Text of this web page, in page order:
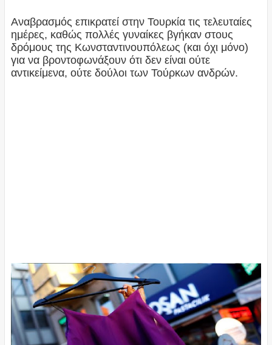
Αναβρασμός επικρατεί στην Τουρκία τις τελευταίες
ημέρες, καθώς πολλές γυναίκες βγήκαν στους
δρόμους της Κωνσταντινουπόλεως (και όχι μόνο)
για να βροντοφωνάξουν ότι δεν είναι ούτε
αντικείμενα, ούτε δούλοι των Τούρκων ανδρών.